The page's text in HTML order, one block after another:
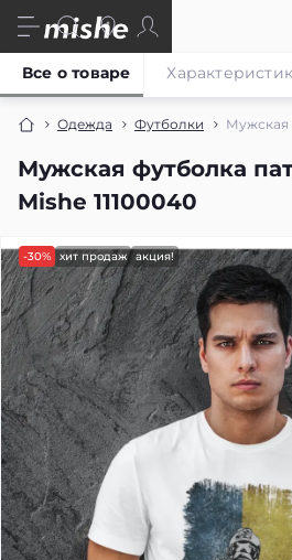
Одежда Футболки Мужская
Мужская футболка
Mishe 11100040
Все о товаре
-30% хит продаж акция!